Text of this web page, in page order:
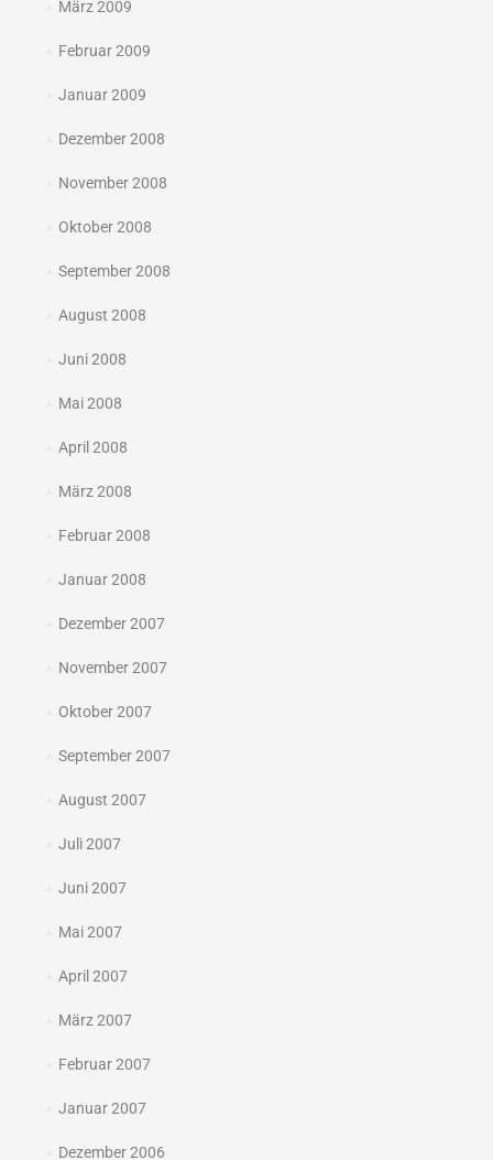
März 2009
Februar 2009
Januar 2009
Dezember 2008
November 2008
Oktober 2008
September 2008
August 2008
Juni 2008
Mai 2008
April 2008
März 2008
Februar 2008
Januar 2008
Dezember 2007
November 2007
Oktober 2007
September 2007
August 2007
Juli 2007
Juni 2007
Mai 2007
April 2007
März 2007
Februar 2007
Januar 2007
Dezember 2006